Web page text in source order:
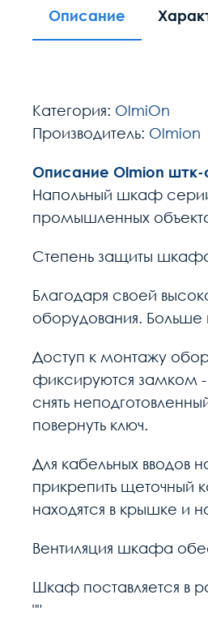
Описание
Категория: OlmiOn
Производитель: Olmion
Описание Olmion штк-
Напольный шкаф
промышленных
Степень защиты
Благодаря своей
оборудования.
Доступ к монтажу
фиксируются замком
снять
повернуть ключ.
Для кабельных вводов
прикрепить щеточный
находятся в крышке
Вентиляция шкафа
Шкаф поставляется в
""